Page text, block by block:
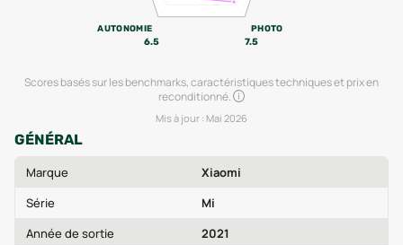
PHOTO
7.5
AUTONOMIE
6.5
Scores basés sur les benchmarks, caractéristiques techniques et prix en
reconditionné.
Mis à jour : Mai 2026
GÉNÉRAL
Marque
Xiaomi
Série
Mi
Année de sortie
2021